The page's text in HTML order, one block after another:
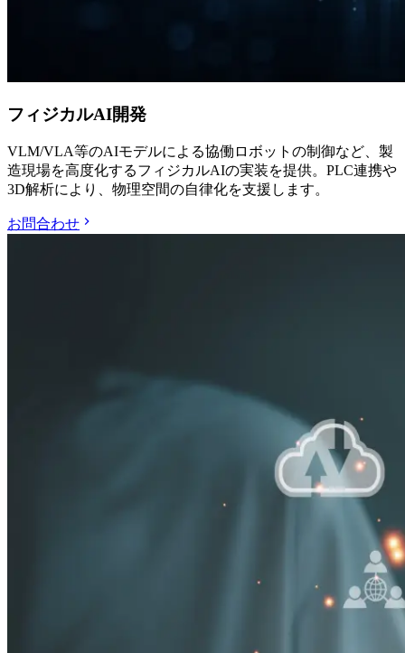
フィジカルAI開発
VLM/VLA等のAIモデルによる協働ロボットの制御など、製
造現場を高度化するフィジカルAIの実装を提供。PLC連携や
3D解析により、物理空間の自律化を支援します。
お問合わせ